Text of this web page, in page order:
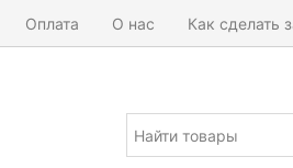
Оплата О нас Как сделать